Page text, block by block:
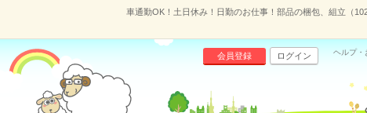
車通勤OK！土日休み！日勤のお仕事！部品の梱包、組立（
会員登録 ログイン ヘルプ・